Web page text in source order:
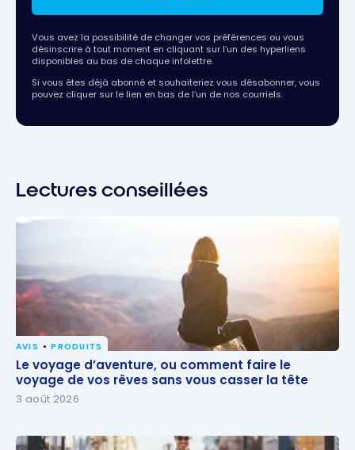
Vous avez la possibilité de changer vos préférences ou vous
désinscrire à tout moment en cliquant sur l’un des hyperliens
disponibles au bas de chaque infolettre.
Si vous êtes déjà abonné et souhaiteriez vous désabonner, vous
pouvez cliquer sur le lien en bas de l’un de nos courriels.
Lectures conseillées
Le voyage d’aventure, ou comment faire le voyage
de vos rêves sans vous casser la tête
AVIS PRODUITS
Le voyage d’aventure, ou comment faire le
voyage de vos rêves sans vous casser la tête
3 août 2026